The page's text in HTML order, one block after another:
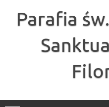
Parafia